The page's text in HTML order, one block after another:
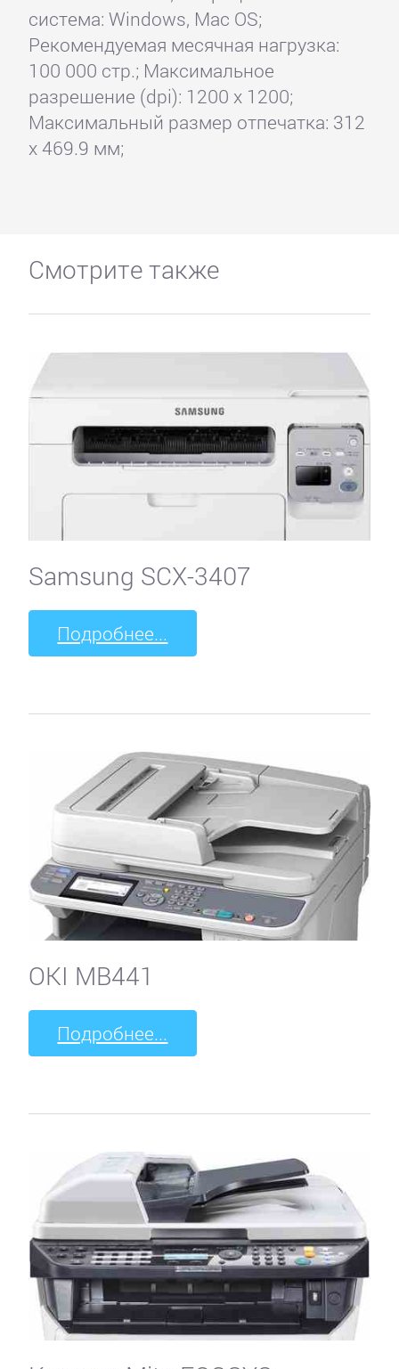
система: Windows, Mac OS;
Рекомендуемая месячная нагрузка:
100 000 стр.; Максимальное
разрешение (dpi): 1200 x 1200;
Максимальный размер отпечатка: 312
x 469.9 мм;
Смотрите также
Samsung SCX-3407
Подробнее...
OKI MB441
Подробнее...